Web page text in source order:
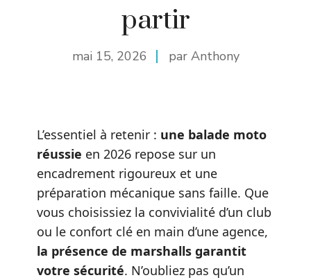
partir
mai 15, 2026 par Anthony
L’essentiel à retenir : une balade moto
réussie en 2026 repose sur un
encadrement rigoureux et une
préparation mécanique sans faille. Que
vous choisissiez la convivialité d’un club
ou le confort clé en main d’une agence,
la présence de marshalls garantit
votre sécurité. N’oubliez pas qu’un